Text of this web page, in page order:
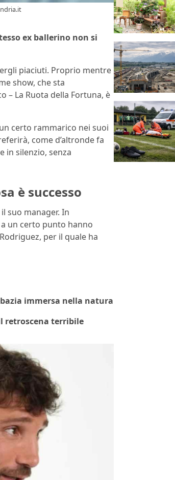
ex ballerino non si
piaciuti. Proprio mentre
show, che sta
– La Ruota della Fortuna, è
certo rammarico nei suoi
come d’altronde fa
in silenzio, senza
è successo
suo manager. In
un certo punto hanno
per il quale ha
immersa nella natura
retroscena terribile